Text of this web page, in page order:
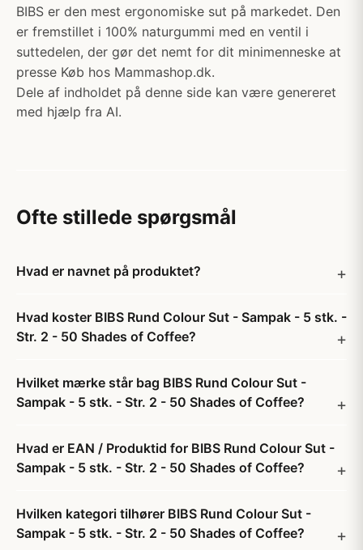
BIBS er den mest ergonomiske sut på markedet. Den
er fremstillet i 100% naturgummi med en ventil i
suttedelen, der gør det nemt for dit minimenneske at
presse Køb hos Mammashop.dk.
Dele af indholdet på denne side kan være genereret
med hjælp fra AI.
Ofte stillede spørgsmål
Hvad er navnet på produktet?
Hvad koster BIBS Rund Colour Sut - Sampak - 5 stk. -
Str. 2 - 50 Shades of Coffee?
Hvilket mærke står bag BIBS Rund Colour Sut -
Sampak - 5 stk. - Str. 2 - 50 Shades of Coffee?
Hvad er EAN / Produktid for BIBS Rund Colour Sut -
Sampak - 5 stk. - Str. 2 - 50 Shades of Coffee?
Hvilken kategori tilhører BIBS Rund Colour Sut -
Sampak - 5 stk. - Str. 2 - 50 Shades of Coffee?